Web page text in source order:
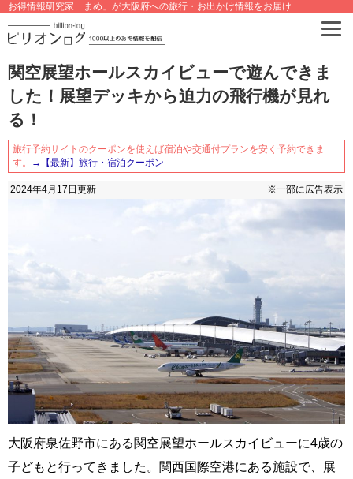
お得情報研究家「まめ」が大阪府への旅行・お出かけ情報をお届け
関空展望ホールスカイビューで遊んできま
した！展望デッキから迫力の飛行機が見れ
る！
旅行予約サイトのクーポンを使えば宿泊や交通付プランを安く予約できま
す。
→【最新】旅行・宿泊クーポン
2024年4月17日 更新 ※一部に広告表示
大阪府泉佐野市にある関空展望ホールスカイビューに4歳の
子どもと行ってきました。関西国際空港にある施設で、展